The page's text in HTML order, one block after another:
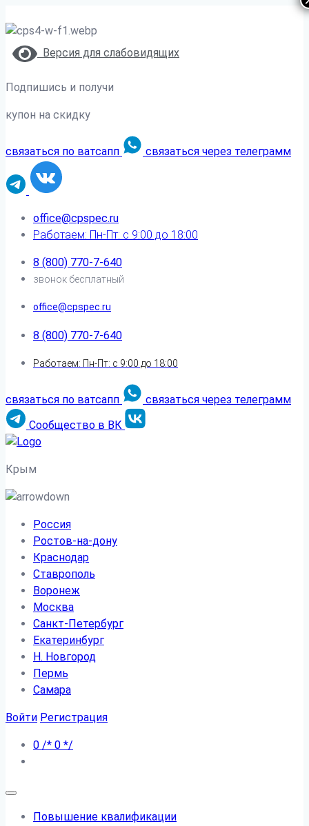
Версия для слабовидящих
Подпишись и получи
купон на скидку
связаться по ватсапп связаться через телеграмм
office@cpspec.ru
Работаем: Пн-Пт: с 9:00 до 18:00
8 (800) 770-7-640
звонок бесплатный
office@cpspec.ru
8 (800) 770-7-640
Работаем: Пн-Пт: с 9:00 до 18:00
связаться по ватсапп
связаться через телеграмм
Сообщество в ВК
Крым
Россия
Ростов-на-дону
Краснодар
Ставрополь
Воронеж
Москва
Санкт-Петербург
Екатеринбург
Н. Новгород
Пермь
Самара
Войти Регистрация
0 /* 0 */
Повышение квалификации